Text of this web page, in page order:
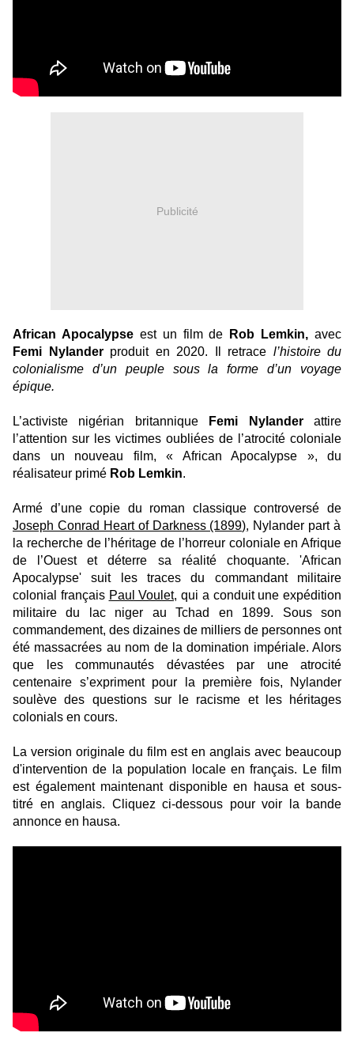
Publicité
African Apocalypseest un film de Rob Lemkin, avec
Femi Nylanderproduit en 2020. Il retrace l’histoire du
colonialisme d’un peuple sous la forme d’un voyage
épique.
L’activiste nigérian britannique Femi Nylanderattire
l’attention sur les victimes oubliées de l’atrocité coloniale
dans un nouveau film, « African Apocalypse », du
réalisateur primé Rob Lemkin.
Armé d’une copie du roman classique controversé de
Joseph Conrad Heart of Darkness (1899), Nylander part à
la recherche de l’héritage de l’horreur coloniale en Afrique
de l’Ouest et déterre sa réalité choquante. 'African
Apocalypse' suit les traces du commandant militaire
colonial français Paul Voulet, qui a conduit une expédition
militaire du lac niger au Tchad en 1899. Sous son
commandement, des dizaines de milliers de personnes ont
été massacrées au nom de la domination impériale. Alors
que les communautés dévastées par une atrocité
centenaire s’expriment pour la première fois, Nylander
soulève des questions sur le racisme et les héritages
colonials en cours.
La version originale du film est en anglais avec beaucoup
d'intervention de la population locale en français. Le film
est également maintenant disponible en hausa et sous-
titré en anglais. Cliquez ci-dessous pour voir la bande
annonce en hausa.